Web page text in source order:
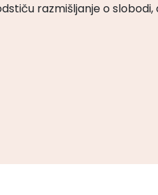
razmišljanje o slobodi,